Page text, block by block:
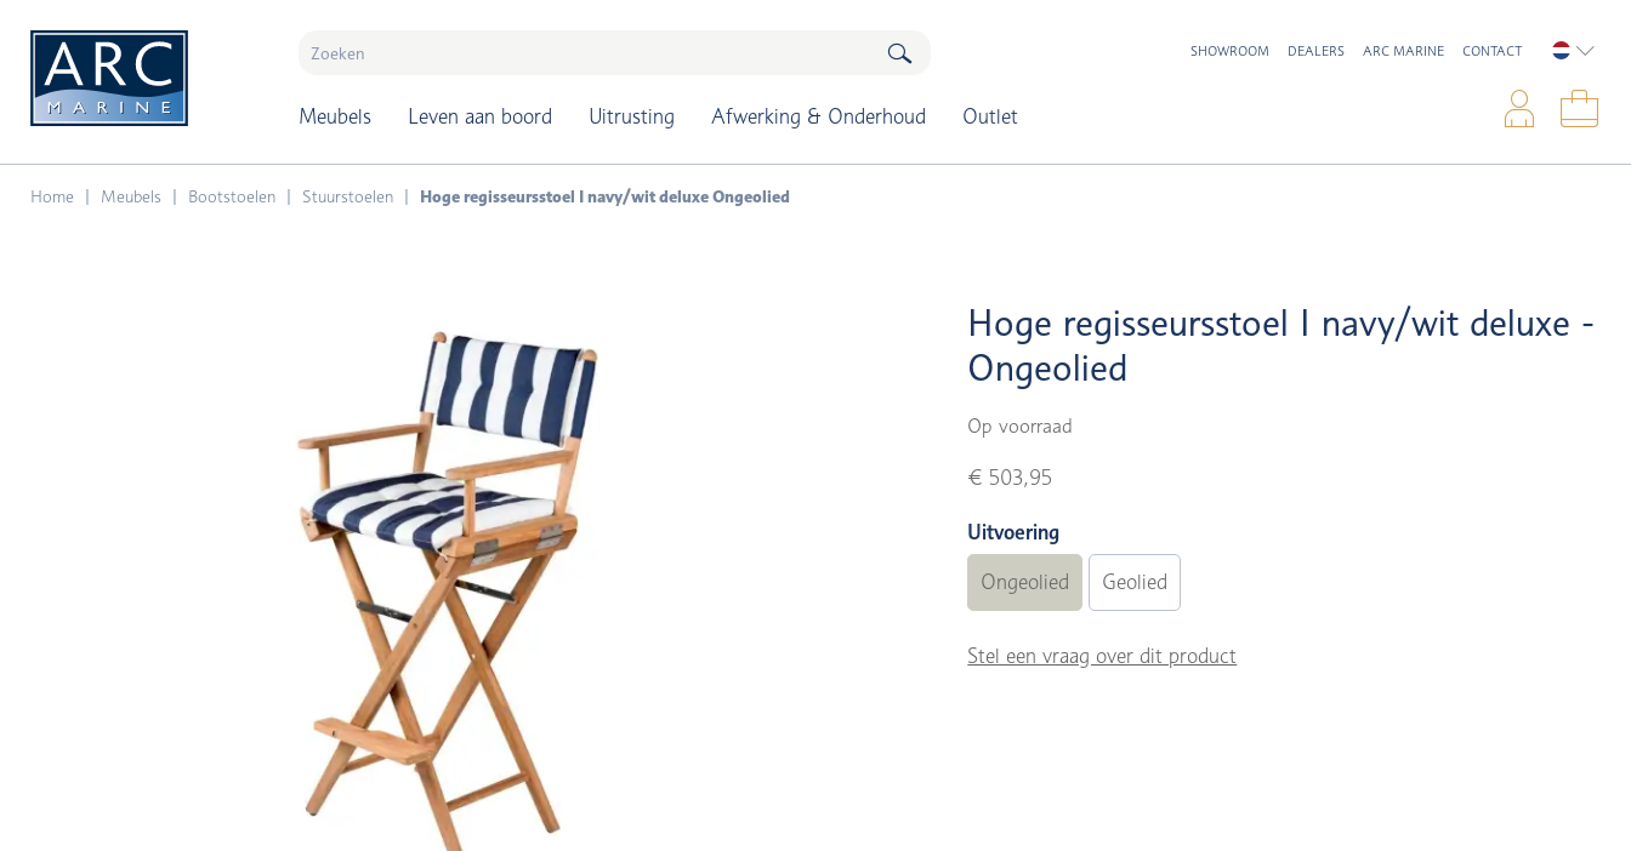
Meubels Leven aan boord Uitrusting Afwerking & Onderhoud Outlet
SHOWROOM DEALERS ARC MARINE CONTACT
Home Meubels Bootstoelen Stuurstoelen Hoge regisseursstoel I navy/wit deluxe Ongeolied
Hoge regisseursstoel I navy/wit deluxe -
Ongeolied
Op voorraad
€ 503,95
Uitvoering
Ongeolied Geolied
Stel een vraag over dit product